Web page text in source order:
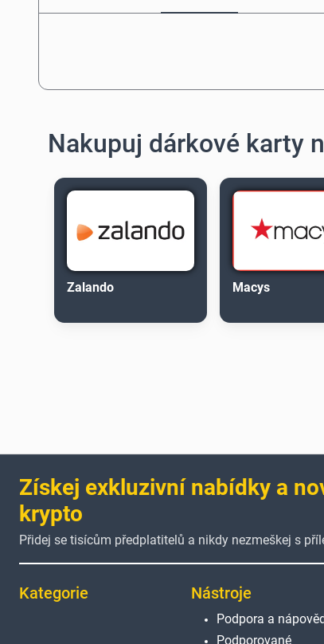
Nakupuj dárkové karty
Zalando Macys
Získej exkluzivní nabídky a
krypto
Přidej se tisícům předplatitelů a nikdy nezmeškej s
Kategorie Nástroje
Podpora a
Podporované